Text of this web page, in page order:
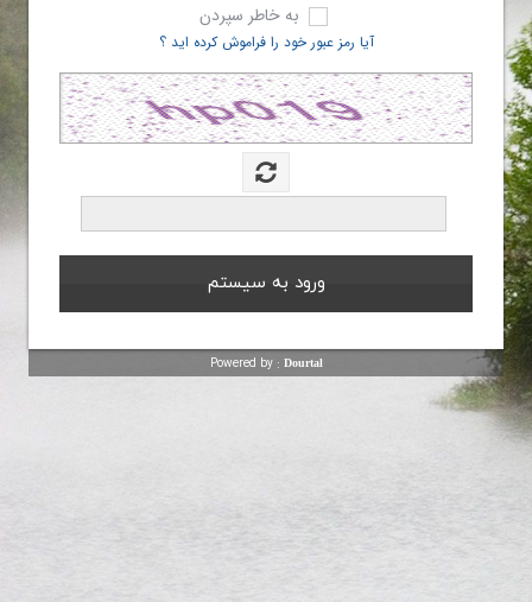
به خاطر سپردن
آیا رمز عبور خود را فراموش کرده اید ؟
Powered by : Dourtal